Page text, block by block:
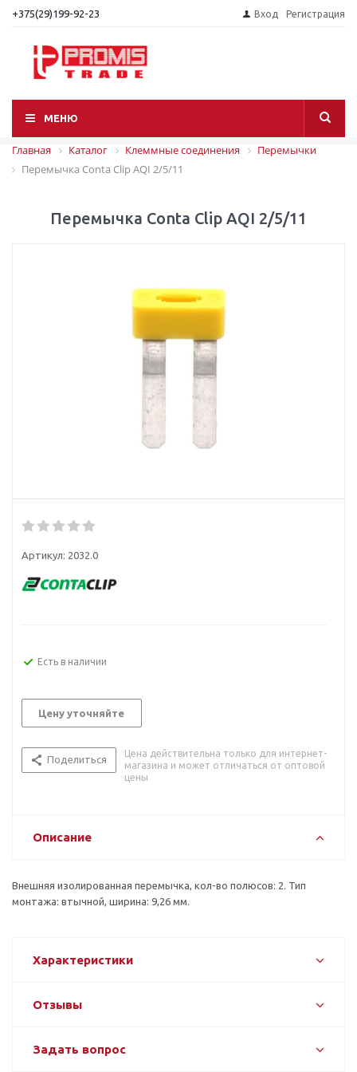
+375(29)199-92-23 Вход Регистрация
МЕНЮ
Главная Каталог Клеммные соединения
Перемычки
Перемычка Conta Clip AQI 2/5/11
Перемычка Conta Clip AQI 2/5/11
Артикул: 2032.0
Есть в наличии
Цену уточняйте
Поделиться
Цена действительна только для интернет-
магазина и может отличаться от оптовой
цены
Описание
Внешняя изолированная перемычка, кол-во полюсов: 2. Тип
монтажа: втычной, ширина: 9,26 мм.
Характеристики
Отзывы
Задать вопрос